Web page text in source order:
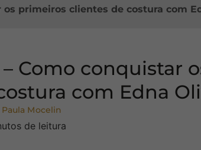
os primeiros clientes de costura com
– Como conquistar
com Edna
Mocelin